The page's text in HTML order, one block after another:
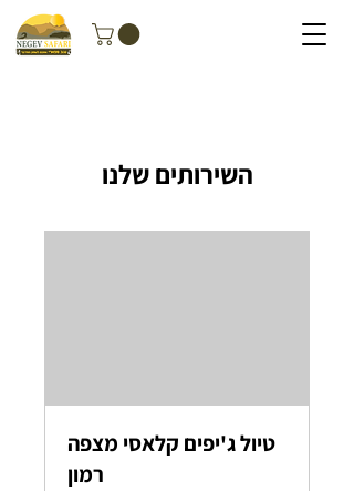
השירותים שלנו
טיול ג'יפים קלאסי מצפה
רמון